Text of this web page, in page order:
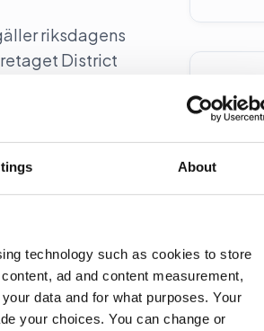
About
technology such as cookies to store
ad and content measurement,
data and for what purposes. Your
your choices. You can change or
riksdagens
District
lobbyregistret